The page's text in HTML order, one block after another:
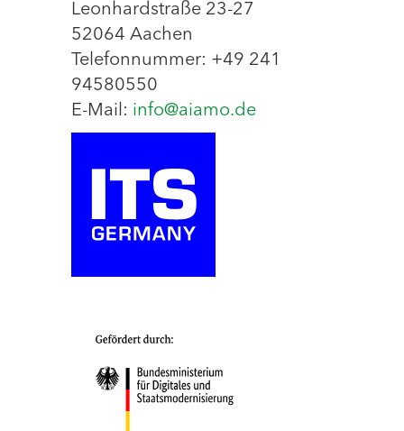
Leonhardstraße 23-27
52064 Aachen
Telefonnummer: +49 241
94580550
E-Mail: info@aiamo.de